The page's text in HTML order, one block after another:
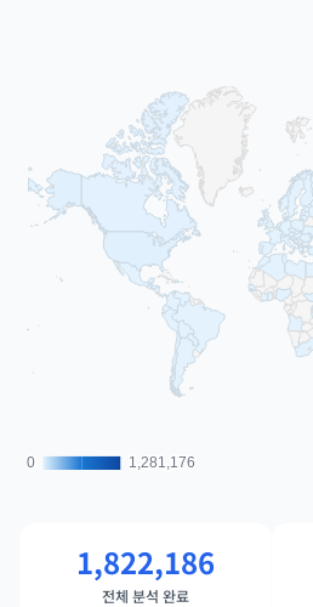
0
0 1,281,176
1,281,176
1,822,186
전체 분석 완료